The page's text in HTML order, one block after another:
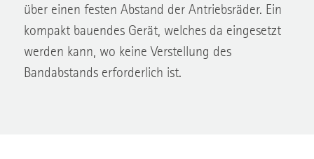
über einen festen Abstand der Antriebsräder. Ein
kompakt bauendes Gerät, welches da eingesetzt
werden kann, wo keine Verstellung des
Bandabstands erforderlich ist.